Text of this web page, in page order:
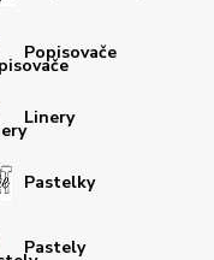
Popisovače
Linery
Pastelky
Pastely